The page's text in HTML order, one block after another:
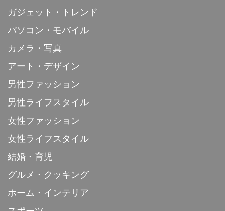
ガジェット・トレンド
パソコン・モバイル
カメラ・写真
アート・デザイン
男性ファッション
男性ライフスタイル
女性ファッション
女性ライフスタイル
結婚・育児
グルメ・クッキング
ホーム・インテリア